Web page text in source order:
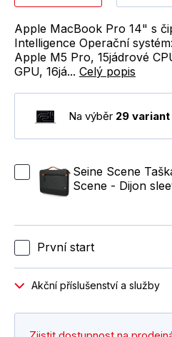
Apple MacBook Pro 14" s
Intelligence Operační
Apple M5 Pro, 15jádrové
GPU, 16já... Celý popis
Na výběr 29 variant
Seine Scene
Scene - Dijon
První start
Akční příslušenství a služby